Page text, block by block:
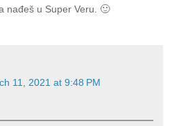
nađeš u Super Veru. 🙂
11, 2021 at 9:48 PM